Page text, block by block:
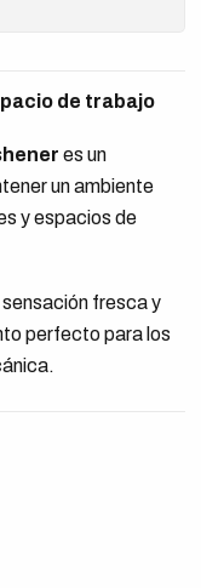
de trabajo
es un
un ambiente
y espacios de
fresca y
perfecto para los